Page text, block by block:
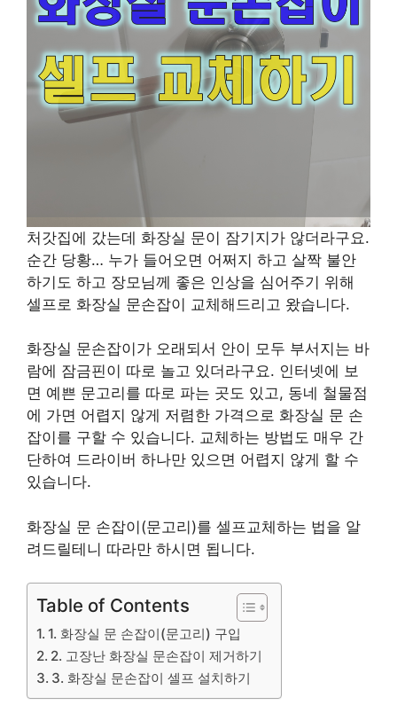
처갓집에 갔는데 화장실 문이 잠기지가 않더라구요.
순간 당황… 누가 들어오면 어쩌지 하고 살짝 불안
하기도 하고 장모님께 좋은 인상을 심어주기 위해
셀프로 화장실 문손잡이 교체해드리고 왔습니다.
화장실 문손잡이가 오래되서 안이 모두 부서지는 바
람에 잠금핀이 따로 놀고 있더라구요. 인터넷에 보
면 예쁜 문고리를 따로 파는 곳도 있고, 동네 철물점
에 가면 어렵지 않게 저렴한 가격으로 화장실 문 손
잡이를 구할 수 있습니다. 교체하는 방법도 매우 간
단하여 드라이버 하나만 있으면 어렵지 않게 할 수
있습니다.
화장실 문 손잡이(문고리)를 셀프교체하는 법을 알
려드릴테니 따라만 하시면 됩니다.
Table of Contents
1. 화장실 문 손잡이(문고리) 구입
2. 고장난 화장실 문손잡이 제거하기
3. 화장실 문손잡이 셀프 설치하기